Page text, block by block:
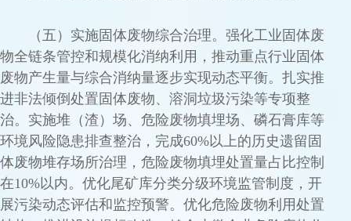
（五）实施固体废物综合治理。强化工业固体废
物全链条管控和规模化消纳利用，推动重点行业固体
废物产生量与综合消纳量逐步实现动态平衡。扎实推
进非法倾倒处置固体废物、溶洞垃圾污染等专项整
治。实施堆（渣）场、危险废物填埋场、磷石膏库等
环境风险隐患排查整治，完成60%以上的历史遗留固
体废物堆存场所治理，危险废物填埋处置量占比控制
在10%以内。优化尾矿库分类分级环境监管制度，开
展污染动态评估和监控预警。优化危险废物利用处置